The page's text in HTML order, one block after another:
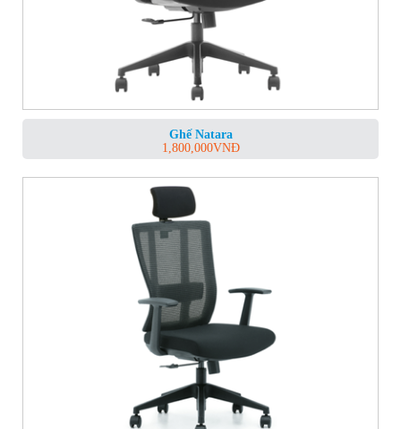
Ghế Natara
1,800,000VNĐ